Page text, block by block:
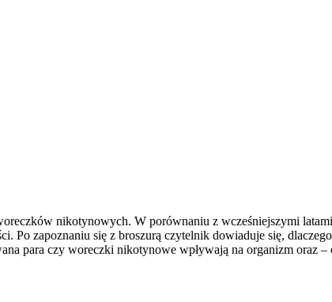
nikotynowych. W porównaniu z wcześniejszymi latami
Po zapoznaniu się z broszurą czytelnik dowiaduje się, dlaczego
para czy woreczki nikotynowe wpływają na organizm oraz –